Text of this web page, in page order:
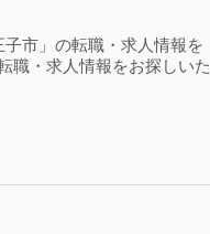
市」の転職・求人情報を
職・求人情報をお探しいた